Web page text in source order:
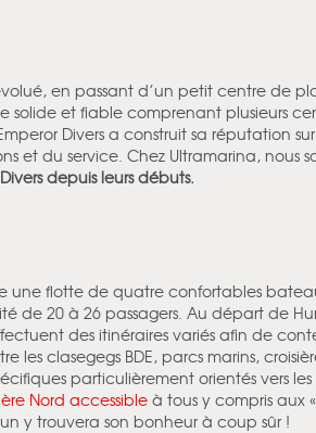
en passant d’un petit centre de
solide et fiable comprenant plusieurs
Divers a construit sa réputation
et du service. Chez Ultramarina, nous
Divers depuis leurs débuts.
une flotte de quatre confortables
de 20 à 26 passagers. Au départ de
des itinéraires variés afin de
les clasegegs BDE, parcs marins,
particulièrement orientés vers
Nord accessible à tous y compris aux «
y trouvera son bonheur à coup sûr !